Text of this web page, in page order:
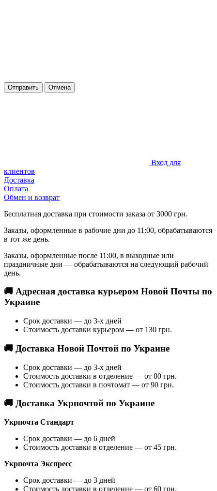
Отправить Отмена
Вход для
клиентов
Доставка
Оплата
Обмен и возврат
Бесплатная доставка при стоимости заказа от 3000 грн.
Заказы, оформленные в рабочие дни до 11:00, обрабатываются
в тот же день.
Заказы, оформленные после 11:00, в выходные или
праздничные дни — обрабатываются на следующий рабочий
день.
🚚 Адресная доставка курьером Новой Почты по
Украине
Срок доставки — до 3-х дней
Стоимость доставки курьером — от 130 грн.
🚚 Доставка Новой Почтой по Украине
Срок доставки — до 3-х дней
Стоимость доставки в отделение — от 80 грн.
Стоимость доставки в почтомат — от 90 грн.
🚚 Доставка Укрпочтой по Украине
Укрпочта Стандарт
Срок доставки — до 6 дней
Стоимость доставки в отделение — от 45 грн.
Укрпочта Экспресс
Срок доставки — до 3 дней
Стоимость доставки в отделение — от 60 грн.